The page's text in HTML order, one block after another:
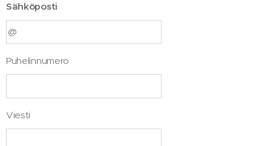
Sähköposti
Puhelinnumero
Viesti